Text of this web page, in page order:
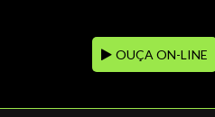
OUÇA ON-LINE